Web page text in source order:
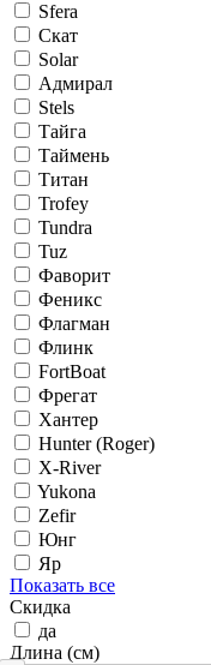
Sfera
Скат
Solar
Адмирал
Stels
Тайга
Таймень
Титан
Trofey
Tundra
Tuz
Фаворит
Феникс
Флагман
Флинк
FortBoat
Фрегат
Хантер
Hunter (Roger)
X-River
Yukona
Zefir
Юнг
Яр
Показать все
Скидка
да
Длина (см)